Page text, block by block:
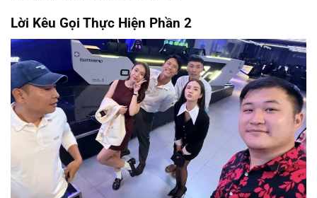
Lời Kêu Gọi Thực Hiện Phần 2